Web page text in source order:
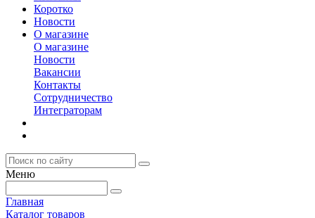
Коротко
Новости
О магазине
О магазине
Новости
Вакансии
Контакты
Сотрудничество
Интеграторам
Меню
Главная
Каталог товаров